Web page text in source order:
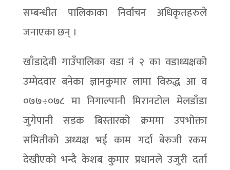
सम्बन्धीत पालिकाका निर्वाचन अधिकृतहरुले
जनाएका छन् ।
खाँडादेवी गाउँपालिका वडा नं २ का वडाध्यक्षको
उम्मेदवार बनेका ज्ञानकुमार लामा विरुद्ध आ व
०७७÷०७८ मा निगाल्पानी मिरानटोल मेलडाँडा
जुगेपानी सडक बिस्तारको क्रममा उपभोक्ता
समितीको अध्यक्ष भई काम गर्दा बेरुजी रकम
देखीएको भन्दै केशब कुमार प्रधानले उजुरी दर्ता